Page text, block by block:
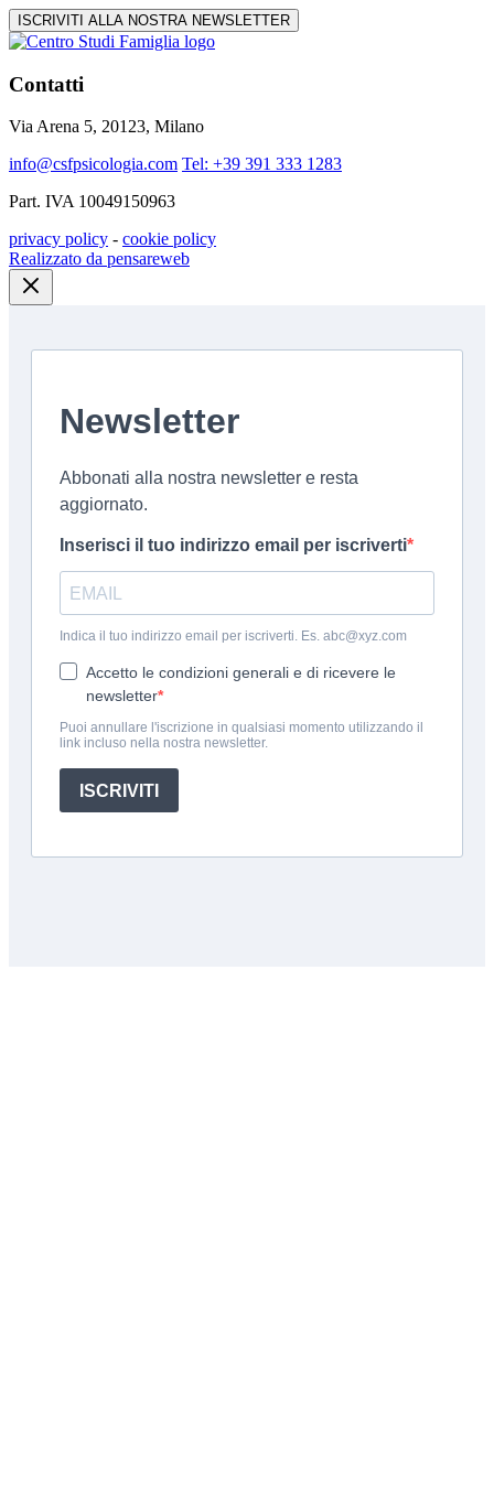
ISCRIVITI ALLA NOSTRA NEWSLETTER
Contatti
Via Arena 5, 20123, Milano
info@csfpsicologia.com Tel: +39 391 333 1283
Part. IVA 10049150963
privacy policy - cookie policy
Realizzato da pensareweb